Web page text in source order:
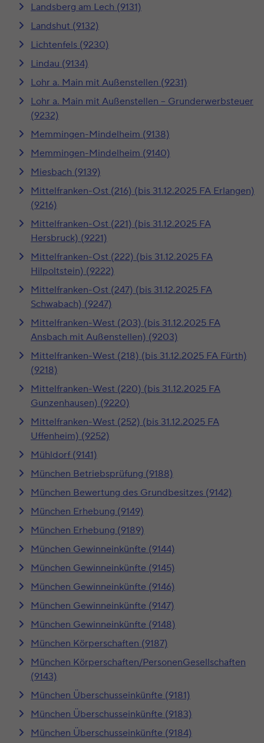
Landsberg am Lech (9131)
Landshut (9132)
Lichtenfels (9230)
Lindau (9134)
Lohr a. Main mit Außenstellen (9231)
Lohr a. Main mit Außenstellen – Grunderwerbsteuer
(9232)
Memmingen-Mindelheim (9138)
Memmingen-Mindelheim (9140)
Miesbach (9139)
Mittelfranken-Ost (216) (bis 31.12.2025 FA Erlangen)
(9216)
Mittelfranken-Ost (221) (bis 31.12.2025 FA
Hersbruck) (9221)
Mittelfranken-Ost (222) (bis 31.12.2025 FA
Hilpoltstein) (9222)
Mittelfranken-Ost (247) (bis 31.12.2025 FA
Schwabach) (9247)
Mittelfranken-West (203) (bis 31.12.2025 FA
Ansbach mit Außenstellen) (9203)
Mittelfranken-West (218) (bis 31.12.2025 FA Fürth)
(9218)
Mittelfranken-West (220) (bis 31.12.2025 FA
Gunzenhausen) (9220)
Mittelfranken-West (252) (bis 31.12.2025 FA
Uffenheim) (9252)
Mühldorf (9141)
München Betriebsprüfung (9188)
München Bewertung des Grundbesitzes (9142)
München Erhebung (9149)
München Erhebung (9189)
München Gewinneinkünfte (9144)
München Gewinneinkünfte (9145)
München Gewinneinkünfte (9146)
München Gewinneinkünfte (9147)
München Gewinneinkünfte (9148)
München Körperschaften (9187)
München Körperschaften/PersonenGesellschaften
(9143)
München Überschusseinkünfte (9181)
München Überschusseinkünfte (9183)
München Überschusseinkünfte (9184)